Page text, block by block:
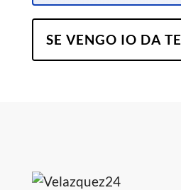
SE VENGO IO DA TE